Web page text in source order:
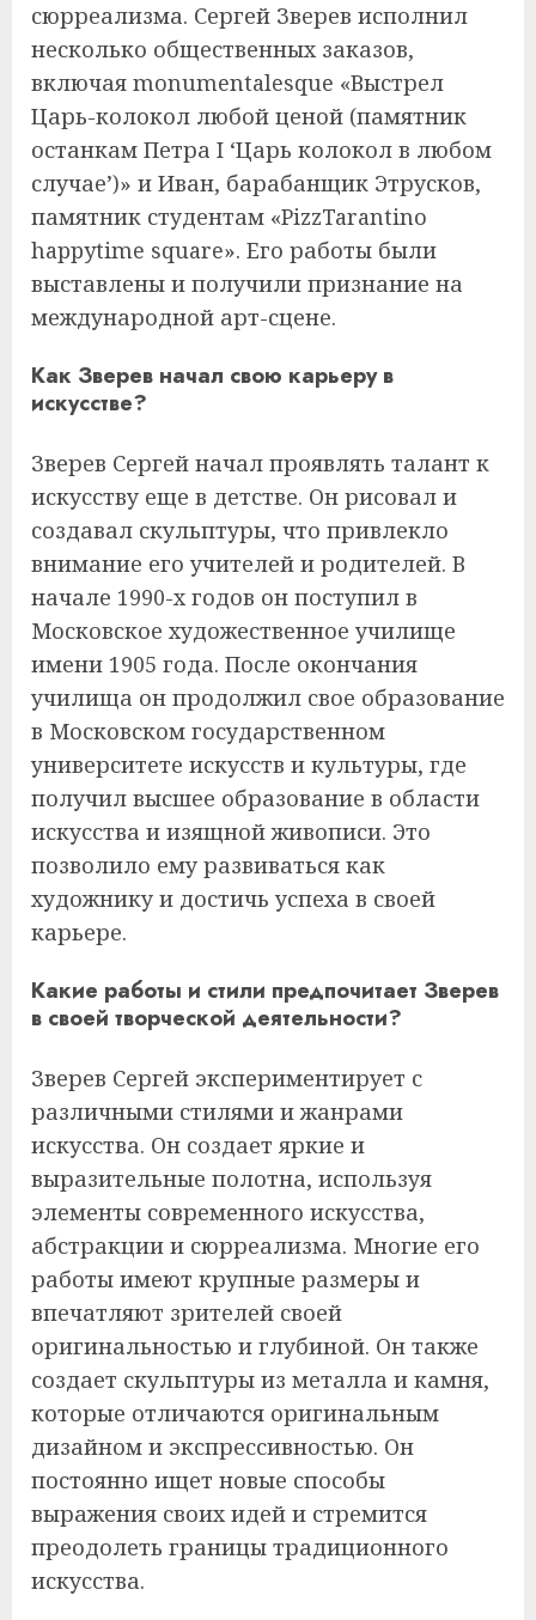
сюрреализма. Сергей Зверев исполнил
несколько общественных заказов,
включая monumentalesque «Выстрел
Царь-колокол любой ценой (памятник
останкам Петра I ‘Царь колокол в любом
случае’)» и Иван, барабанщик Этрусков,
памятник студентам «PizzTarantino
happytime square». Его работы были
выставлены и получили признание на
международной арт-сцене.
Как Зверев начал свою карьеру в
искусстве?
Зверев Сергей начал проявлять талант к
искусству еще в детстве. Он рисовал и
создавал скульптуры, что привлекло
внимание его учителей и родителей. В
начале 1990-х годов он поступил в
Московское художественное училище
имени 1905 года. После окончания
училища он продолжил свое образование
в Московском государственном
университете искусств и культуры, где
получил высшее образование в области
искусства и изящной живописи. Это
позволило ему развиваться как
художнику и достичь успеха в своей
карьере.
Какие работы и стили предпочитает Зверев
в своей творческой деятельности?
Зверев Сергей экспериментирует с
различными стилями и жанрами
искусства. Он создает яркие и
выразительные полотна, используя
элементы современного искусства,
абстракции и сюрреализма. Многие его
работы имеют крупные размеры и
впечатляют зрителей своей
оригинальностью и глубиной. Он также
создает скульптуры из металла и камня,
которые отличаются оригинальным
дизайном и экспрессивностью. Он
постоянно ищет новые способы
выражения своих идей и стремится
преодолеть границы традиционного
искусства.